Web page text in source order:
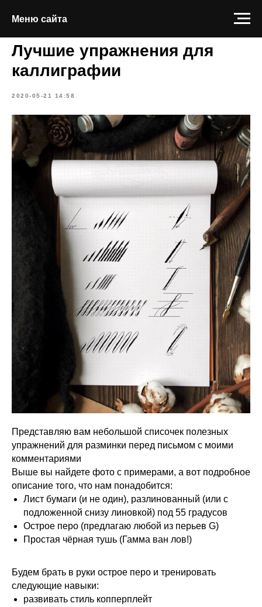
Меню сайта
Меню сайта
Лучшие упражнения для
каллиграфии
2020-05-21 14:58
Представляю вам небольшой списочек полезных
упражнений для разминки перед письмом с моими
комментариями
Выше вы найдете фото с примерами, а вот подробное
описание того, что нам понадобится:
Лист бумаги (и не один), разлинованный (или с
подложенной снизу линовкой) под 55 градусов
Острое перо (предлагаю любой из перьев G)
Простая чёрная тушь (Гамма ван лов!)
Будем брать в руки острое перо и тренировать
следующие навыки:
развивать стиль копперплейт